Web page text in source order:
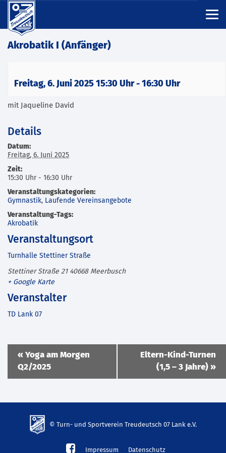
Akrobatik I (Anfänger)
Freitag, 6. Juni 2025 15:30 Uhr- 16:30 Uhr
mit Jaqueline David
Details
Datum:
Freitag, 6. Juni 2025
Zeit:
15:30 Uhr - 16:30 Uhr
Veranstaltungskategorien:
Gymnastik, Laufende Vereinsangebote
Veranstaltung-Tags:
Akrobatik
Veranstaltungsort
Turnhalle Stettiner Straße
Stettiner Straße 21 40668 Meerbusch
+ Google Karte
Veranstalter
TD Lank 07
Navigation
« Yoga am Morgen
Q2/2025
Eltern-Kind-Turnen
(1,5 – 3 Jahre) »
© Turn- und Sportverein Treudeutsch 07 Lank e.V.
Impressum Datenschutz